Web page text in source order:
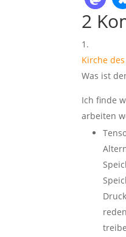
2
Kirche
Was ist
Ich finde
arbeiten